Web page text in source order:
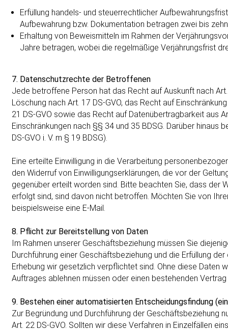
Erfüllung handels- und steuerrechtlicher
Aufbewahrung bzw. Dokumentation betragen zwei bis
Erhaltung von Beweismitteln im Rahmen der
Jahre betragen, wobei die regelmäßige Verjährungsfrist
7. Datenschutzrechte der Betroffenen
Jede betroffene Person hat das Recht auf Auskunft nach
Löschung nach Art. 17 DS-GVO, das Recht auf
21 DS-GVO sowie das Recht auf Datenübertragbarkeit aus
Einschränkungen nach §§ 34 und 35 BDSG. Darüber
DS-GVO i. V. m § 19 BDSG).
Eine erteilte Einwilligung in die Verarbeitung
den Widerruf von Einwilligungserklärungen, die vor der
gegenüber erteilt worden sind. Bitte beachten Sie, dass der
erfolgt sind, sind davon nicht betroffen. Möchten Sie von
beispielsweise eine E-Mail.
8. Pflicht zur Bereitstellung von Daten
Im Rahmen unserer Geschäftsbeziehung müssen Sie
Durchführung einer Geschäftsbeziehung und die Erfüllung
Erhebung wir gesetzlich verpflichtet sind. Ohne diese Daten
Auftrages ablehnen müssen oder einen bestehenden
9. Bestehen einer automatisierten Entscheidungsfindung
Zur Begründung und Durchführung der
Art. 22 DS-GVO. Sollten wir diese Verfahren in Einzelfällen